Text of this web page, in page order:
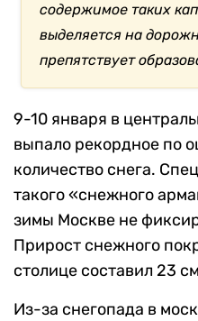
содержимое таких
выделяется на
препятствует
9-10 января в
выпало рекордное по
количество снега.
такого «снежного
зимы Москве не
Прирост снежного
столице составил 23
Из-за снегопада в